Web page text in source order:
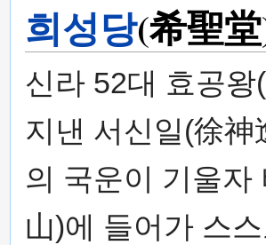
희성당(希聖
신라 52대 효공
지낸 서신일(徐
의 국운이 기울자
山)에 들어가 스